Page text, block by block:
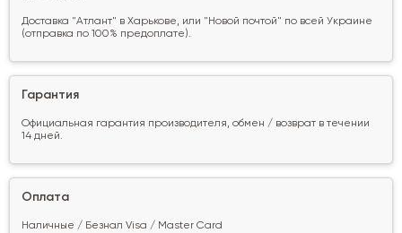
Доставка "Атлант" в Харькове, или "Новой почтой" по всей Украине
(отправка по 100% предоплате).
Гарантия
Официальная гарантия производителя, обмен / возврат в течении
14 дней.
Оплата
Наличные / Безнал Visa / Master Card